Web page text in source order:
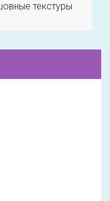
текстуры